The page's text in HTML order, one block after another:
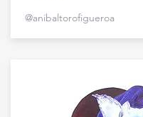
@anibaltorofigueroa